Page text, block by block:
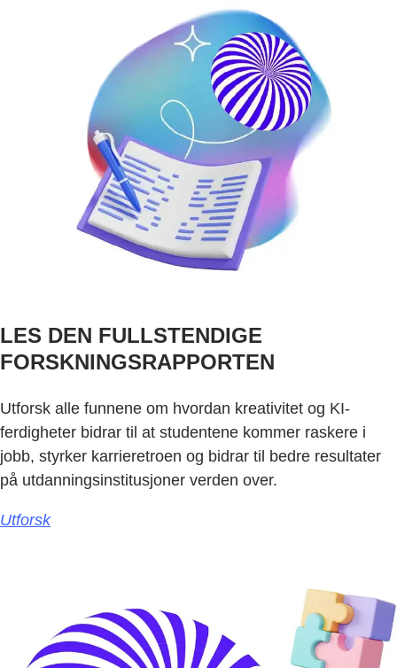
LES DEN FULLSTENDIGE
FORSKNINGSRAPPORTEN
Utforsk alle funnene om hvordan kreativitet og KI-
ferdigheter bidrar til at studentene kommer raskere i
jobb, styrker karrieretroen og bidrar til bedre resultater
på utdanningsinstitusjoner verden over.
Utforsk